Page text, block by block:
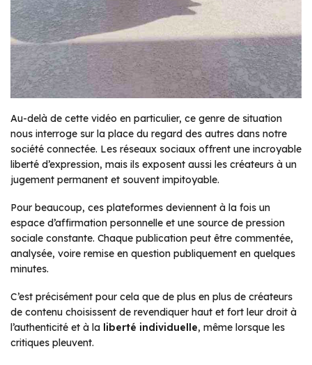
Au-delà de cette vidéo en particulier, ce genre de situation
nous interroge sur la place du regard des autres dans notre
société connectée. Les réseaux sociaux offrent une incroyable
liberté d’expression, mais ils exposent aussi les créateurs à un
jugement permanent et souvent impitoyable.
Pour beaucoup, ces plateformes deviennent à la fois un
espace d’affirmation personnelle et une source de pression
sociale constante. Chaque publication peut être commentée,
analysée, voire remise en question publiquement en quelques
minutes.
C’est précisément pour cela que de plus en plus de créateurs
de contenu choisissent de revendiquer haut et fort leur droit à
l’authenticité et à la liberté individuelle, même lorsque les
critiques pleuvent.